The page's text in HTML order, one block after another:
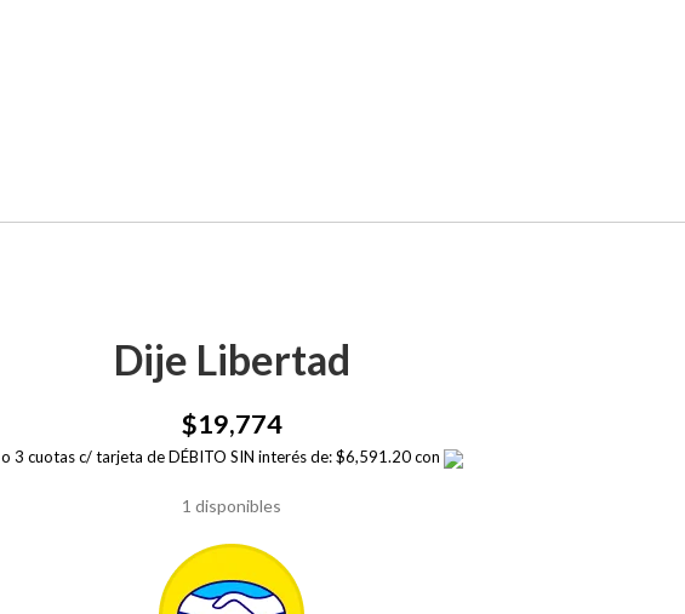
Dije Libertad
$19,774
o 3 cuotas c/ tarjeta de DÉBITO SIN interés de: $6,591.20 con
1 disponibles